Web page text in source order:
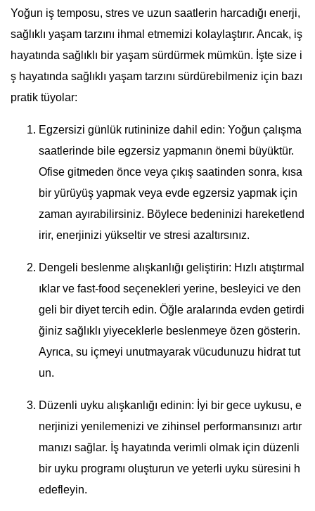
Yoğun iş temposu, stres ve uzun saatlerin harcadığı enerji,
sağlıklı yaşam tarzını ihmal etmemizi kolaylaştırır. Ancak, iş
hayatında sağlıklı bir yaşam sürdürmek mümkün. İşte size i
ş hayatında sağlıklı yaşam tarzını sürdürebilmeniz için bazı
pratik tüyolar:
Egzersizi günlük rutininize dahil edin: Yoğun çalışma
saatlerinde bile egzersiz yapmanın önemi büyüktür.
Ofise gitmeden önce veya çıkış saatinden sonra, kısa
bir yürüyüş yapmak veya evde egzersiz yapmak için
zaman ayırabilirsiniz. Böylece bedeninizi hareketlend
irir, enerjinizi yükseltir ve stresi azaltırsınız.
Dengeli beslenme alışkanlığı geliştirin: Hızlı atıştırmal
ıklar ve fast-food seçenekleri yerine, besleyici ve den
geli bir diyet tercih edin. Öğle aralarında evden getirdi
ğiniz sağlıklı yiyeceklerle beslenmeye özen gösterin.
Ayrıca, su içmeyi unutmayarak vücudunuzu hidrat tut
un.
Düzenli uyku alışkanlığı edinin: İyi bir gece uykusu, e
nerjinizi yenilemenizi ve zihinsel performansınızı artır
manızı sağlar. İş hayatında verimli olmak için düzenli
bir uyku programı oluşturun ve yeterli uyku süresini h
edefleyin.